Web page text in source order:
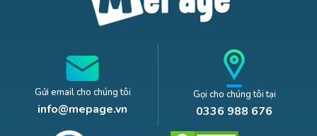
Gửi email cho chúng tôi
info@mepage.vn
Gọi cho chúng tôi tại
0336 988 676